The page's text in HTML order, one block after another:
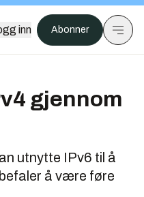
inn Abonner
gjennom
utnytte IPv6 til å
å være føre